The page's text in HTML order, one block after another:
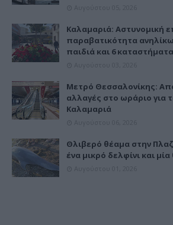
Καλαμαριά: Αστυνομική
παραβατικότητα
παιδιά και 6 καταστήματα
Μετρό Θεσσαλονίκης:
αλλαγές στο ωράριο για
Καλαμαριά
Θλιβερό θέαμα στην
ένα μικρό δελφίνι και